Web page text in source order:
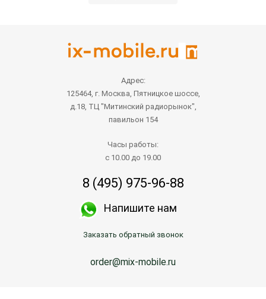
Адрес:
125464, г. Москва, Пятницкое шоссе,
д.18, ТЦ "Митинский радиорынок",
павильон 154
Часы работы:
с 10.00 до 19.00
8 (495) 975-96-88
Напишите нам
Заказать обратный звонок
order@mix-mobile.ru